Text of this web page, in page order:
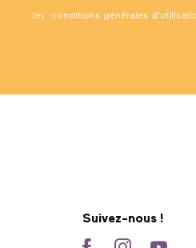
les conditions générales
Suivez-nous !